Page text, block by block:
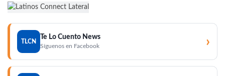
TLCN
Te Lo Cuento News
Síguenos en Facebook ›